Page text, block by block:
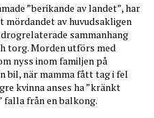
”berikande av landet”, har
av huvudsakligen
sammanhang
torg. Morden utförs med
nyss inom familjen på
bil, när mamma fått tag i fel
kvinna anses ha ”kränkt
falla från en balkong.